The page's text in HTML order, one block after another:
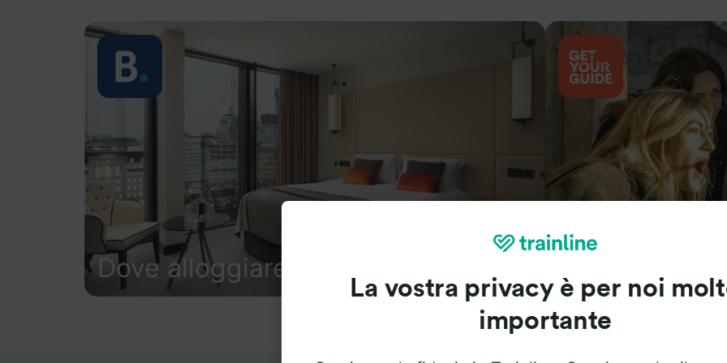
Dove alloggiare
La vostra privacy è per noi
importante